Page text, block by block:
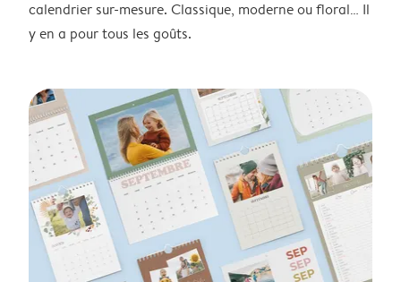
calendrier sur-mesure. Classique, moderne ou floral… Il
y en a pour tous les goûts.